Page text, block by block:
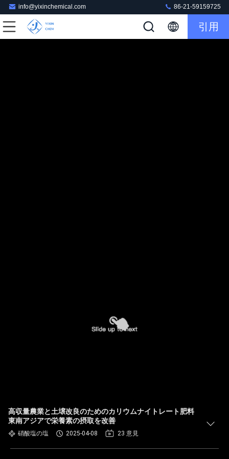
info@yixinchemical.com 86-21-59159725
引用
高収量農業と土壌改良のためのカリウムナイトレート肥料
東南アジアで栄養素の摂取を改善
硝酸塩の塩 2025-04-08 23 意見